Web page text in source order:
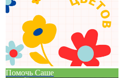
Помочь Саше